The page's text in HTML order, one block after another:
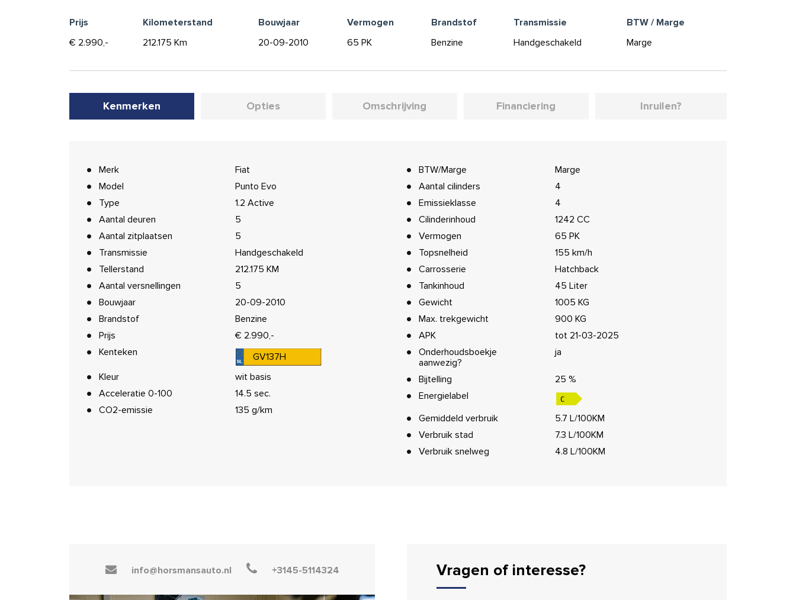
Prijs Kilometerstand Bouwjaar Vermogen Brandstof Transmissie
BTW / Marge
€ 2.990,-
212.175 Km 20-09-2010 65 PK Benzine Handgeschakeld Marge
Kenmerken Opties Omschrijving Financiering Inruilen?
Merk
Fiat
Model
Punto Evo
Type
1.2 Active
Aantal deuren
5
Aantal zitplaatsen
5
Transmissie
Handgeschakeld
Tellerstand
212.175 KM
Aantal versnellingen
5
Bouwjaar
20-09-2010
Brandstof
Benzine
Prijs
€ 2.990,-
Kenteken
GV137H
Kleur
wit basis
Acceleratie 0-100
14.5 sec.
CO2-emissie
135 g/km
BTW/Marge
Marge
Aantal cilinders
4
Emissieklasse
4
Cilinderinhoud
1242 CC
Vermogen
65 PK
Topsnelheid
155 km/h
Carrosserie
Hatchback
Tankinhoud
45 Liter
Gewicht
1005 KG
Max. trekgewicht
900 KG
APK
tot 21-03-2025
Onderhoudsboekje
aanwezig?
ja
Bijtelling
25 %
Energielabel
Gemiddeld verbruik
5.7 L/100KM
Verbruik stad
7.3 L/100KM
Verbruik snelweg
4.8 L/100KM
info@horsmansauto.nl +3145-5114324 Vragen of interesse?